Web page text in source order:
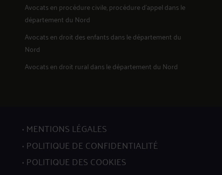
Avocats en procédure civile, procédure d'appel dans le
département du Nord
Avocats en droit des enfantsdans le département du
Nord
Avocats en droit rural dans le département du Nord
MENTIONS LÉGALES
POLITIQUE DE CONFIDENTIALITÉ
POLITIQUE DES COOKIES